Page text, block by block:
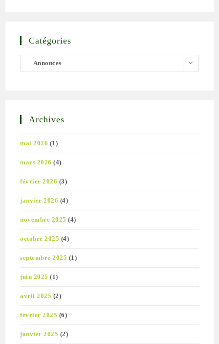
Catégories
Catégories
Annonces
Archives
mai 2026 (1)
mars 2026 (4)
février 2026 (3)
janvier 2026 (4)
novembre 2025 (4)
octobre 2025 (4)
septembre 2025 (1)
juin 2025 (1)
avril 2025 (2)
février 2025 (6)
janvier 2025 (2)